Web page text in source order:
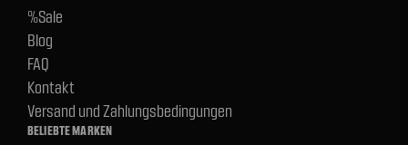
%Sale
Blog
FAQ
Kontakt
Versand und Zahlungsbedingungen
BELIEBTE MARKEN